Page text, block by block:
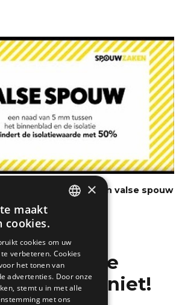
: Spouwzaken - Een valse spouw
de laatste
niet!
×
maakt
cookies.
cookies om uw
verbeteren. Cookies
het tonen van
advertenties. Door onze
stemt u in met alle
met ons